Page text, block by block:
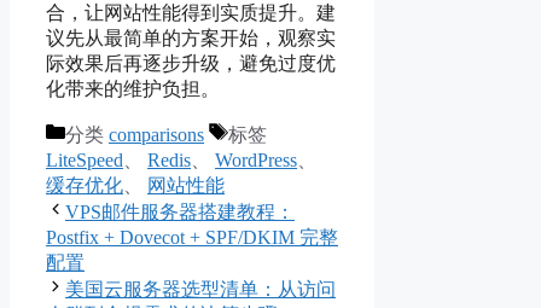
合，让网站性能得到实质提升。建
议先从最简单的方案开始，观察实
际效果后再逐步升级，避免过度优
化带来的维护负担。
分类 comparisons
标签
LiteSpeed
Redis WordPress
缓存优化
网站性能
VPS邮件服务器搭建教程：
Postfix + Dovecot + SPF/DKIM 完整
配置
美国云服务器选型清单：从访问